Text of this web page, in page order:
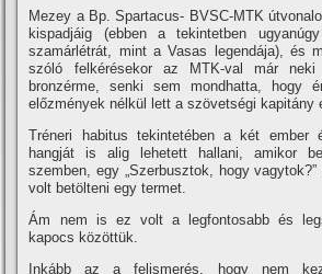
Mezey a Bp. Spartacus- BVSC-MTK
kispadjáig (ebben a tekintetben
szamárlétrát, mint a Vasas legendája), és
szóló felkérésekor az MTK-val már
bronzérme, senki sem mondhatta, hogy
előzmények nélkül lett a szövetségi kapitány
Tréneri habitus tekintetében a két
hangját is alig lehetett hallani, amikor
szemben, egy „Szerbusztok, hogy
volt betölteni egy termet.
Ám nem is ez volt a legfontosabb és
kapocs közöttük.
Inkább az a felismerés, hogy nem